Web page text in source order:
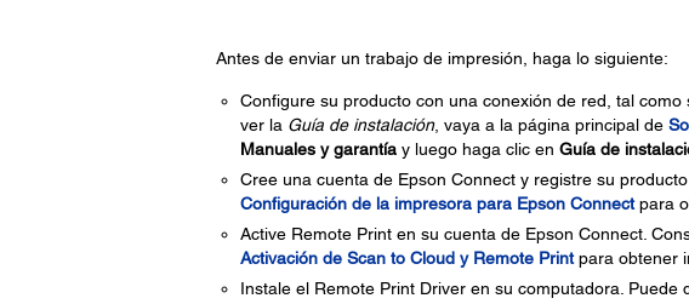
Antes de enviar un trabajo de impresión, haga lo siguiente:
Configure su producto con una conexión de red, tal como
ver la Guía de instalación, vaya a la página principal de
Manuales y garantíay luego haga clic en Guía de
Cree una cuenta de Epson Connect y registre su
Configuración de la impresora para Epson Connectpara
Active Remote Print en su cuenta de Epson Connect.
Activación de Scan to Cloud y Remote Printpara obtener
Instale el Remote Print Driver en su computadora.